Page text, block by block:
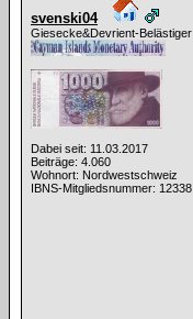
svenski04
Giesecke&Devrient-Belästiger
Dabei seit: 11.03.2017
Beiträge: 4.060
Wohnort: Nordwestschweiz
IBNS-Mitgliedsnummer: 12338